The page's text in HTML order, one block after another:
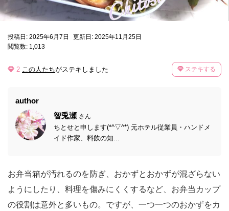
投稿日: 2025年6月7日
更新日: 2025年11月25日
閲覧数: 1,013
2 この人たちがステキしました ステキする
author
智兎瀬 さん
ちとせと申します(*^▽^*) 元ホテル従業員・ハンドメ
イド作家、料飲の知...
お弁当箱が汚れるのを防ぎ、おかずとおかずが混ざらない
ようにしたり、料理を傷みにくくするなど、お弁当カップ
の役割は意外と多いもの。ですが、一つ一つのおかずをカ